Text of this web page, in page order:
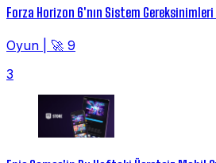
Forza Horizon 6'nın Sistem Gereksinimleri
Oyun
🚀 9
3